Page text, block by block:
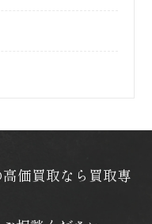
価買取なら買取専